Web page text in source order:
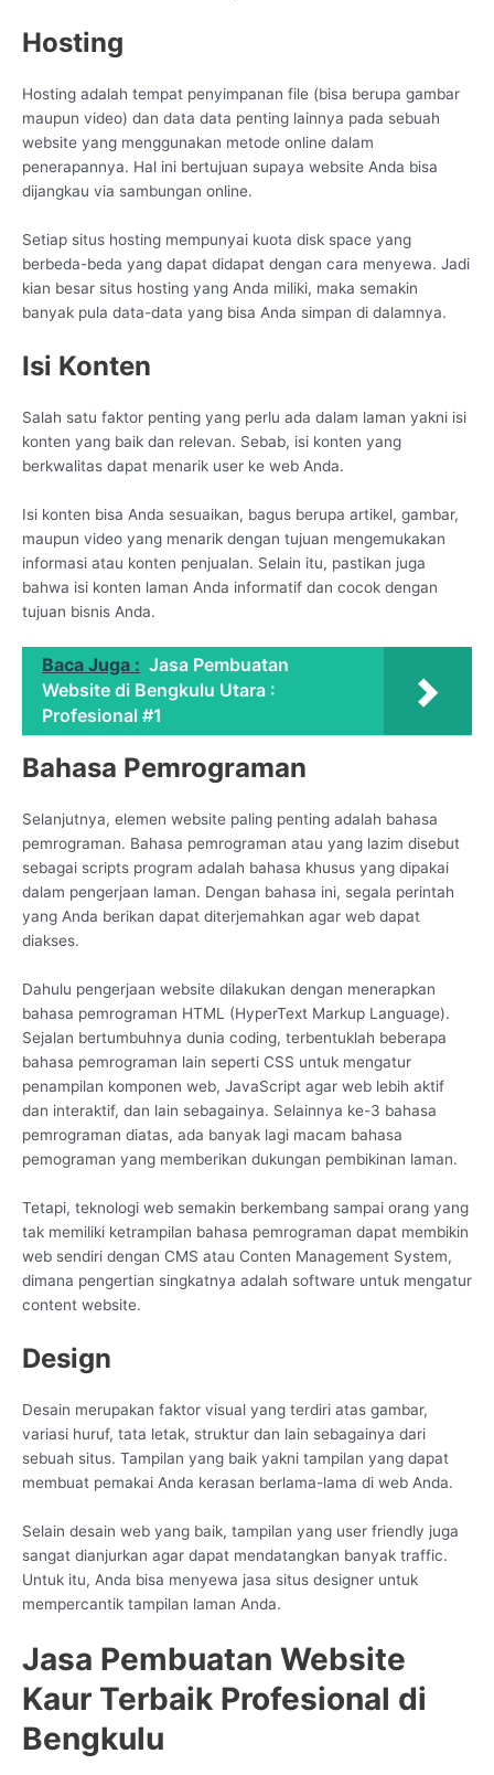
Hosting
Hosting adalah tempat penyimpanan file (bisa berupa gambar
maupun video) dan data data penting lainnya pada sebuah
website yang menggunakan metode online dalam
penerapannya. Hal ini bertujuan supaya website Anda bisa
dijangkau via sambungan online.
Setiap situs hosting mempunyai kuota disk space yang
berbeda-beda yang dapat didapat dengan cara menyewa. Jadi
kian besar situs hosting yang Anda miliki, maka semakin
banyak pula data-data yang bisa Anda simpan di dalamnya.
Isi Konten
Salah satu faktor penting yang perlu ada dalam laman yakni isi
konten yang baik dan relevan. Sebab, isi konten yang
berkwalitas dapat menarik user ke web Anda.
Isi konten bisa Anda sesuaikan, bagus berupa artikel, gambar,
maupun video yang menarik dengan tujuan mengemukakan
informasi atau konten penjualan. Selain itu, pastikan juga
bahwa isi konten laman Anda informatif dan cocok dengan
tujuan bisnis Anda.
Baca Juga : Jasa Pembuatan
Website di Bengkulu Utara :
Profesional #1
Bahasa Pemrograman
Selanjutnya, elemen website paling penting adalah bahasa
pemrograman. Bahasa pemrograman atau yang lazim disebut
sebagai scripts program adalah bahasa khusus yang dipakai
dalam pengerjaan laman. Dengan bahasa ini, segala perintah
yang Anda berikan dapat diterjemahkan agar web dapat
diakses.
Dahulu pengerjaan website dilakukan dengan menerapkan
bahasa pemrograman HTML (HyperText Markup Language).
Sejalan bertumbuhnya dunia coding, terbentuklah beberapa
bahasa pemrograman lain seperti CSS untuk mengatur
penampilan komponen web, JavaScript agar web lebih aktif
dan interaktif, dan lain sebagainya. Selainnya ke-3 bahasa
pemrograman diatas, ada banyak lagi macam bahasa
pemograman yang memberikan dukungan pembikinan laman.
Tetapi, teknologi web semakin berkembang sampai orang yang
tak memiliki ketrampilan bahasa pemrograman dapat membikin
web sendiri dengan CMS atau Conten Management System,
dimana pengertian singkatnya adalah software untuk mengatur
content website.
Design
Desain merupakan faktor visual yang terdiri atas gambar,
variasi huruf, tata letak, struktur dan lain sebagainya dari
sebuah situs. Tampilan yang baik yakni tampilan yang dapat
membuat pemakai Anda kerasan berlama-lama di web Anda.
Selain desain web yang baik, tampilan yang user friendly juga
sangat dianjurkan agar dapat mendatangkan banyak traffic.
Untuk itu, Anda bisa menyewa jasa situs designer untuk
mempercantik tampilan laman Anda.
Jasa Pembuatan Website
Kaur Terbaik Profesional di
Bengkulu